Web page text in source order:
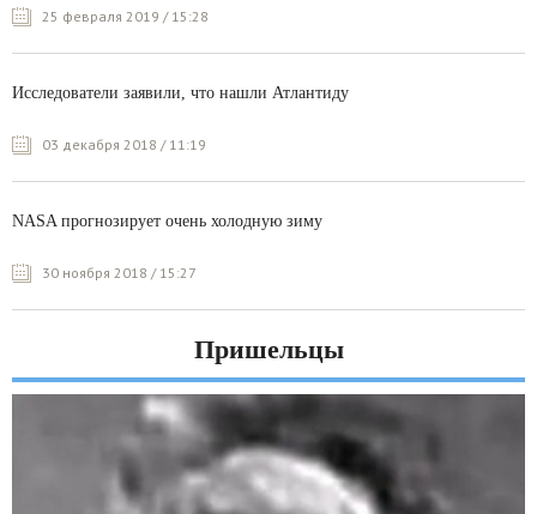
25 февраля 2019 / 15:28
Исследователи заявили, что нашли Атлантиду
03 декабря 2018 / 11:19
NASA прогнозирует очень холодную зиму
30 ноября 2018 / 15:27
Пришельцы